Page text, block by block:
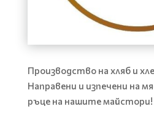
Производство на хляби
Направени и изпечени на
ръце на нашите майстори!